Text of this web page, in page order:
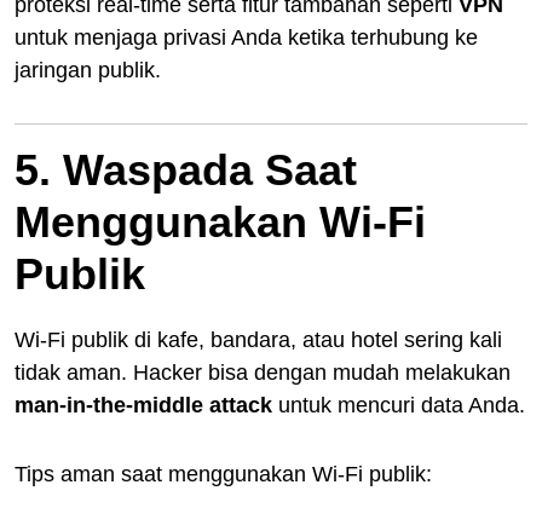
proteksi real-time serta fitur tambahan seperti VPN
untuk menjaga privasi Anda ketika terhubung ke
jaringan publik.
5. Waspada Saat
Menggunakan Wi-Fi
Publik
Wi-Fi publik di kafe, bandara, atau hotel sering kali
tidak aman. Hacker bisa dengan mudah melakukan
man-in-the-middle attack untuk mencuri data Anda.
Tips aman saat menggunakan Wi-Fi publik: